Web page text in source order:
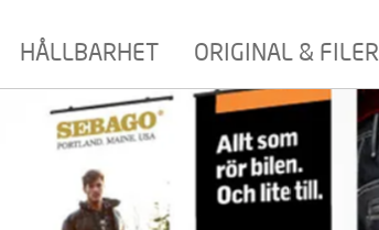
HÅLLBARHET ORIGINAL & FILER